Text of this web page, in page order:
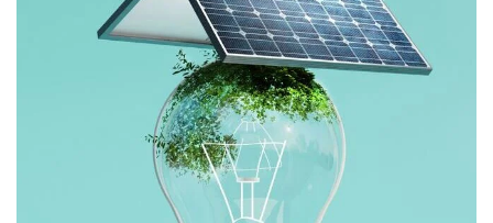
Hovenier
Schoonmaker
Computer expert